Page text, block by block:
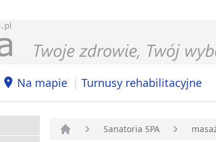
Na mapie | Turnusy rehabilitacyjne
Sanatoria SPA